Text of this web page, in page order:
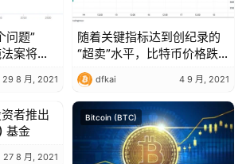
问题”
案将为
29 8 月, 2021
随着关键指标达到创纪录的
“超卖”水平，比特币价格跌
至 37.4 万美元
dfkai 4 9 月, 2021
者推出
基金
27 8 月, 2021
Bitcoin (BTC)